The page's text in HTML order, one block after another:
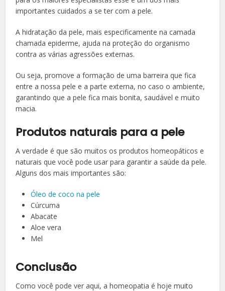
importantes cuidados a se ter com a pele.
A hidratação da pele, mais especificamente na camada
chamada epiderme, ajuda na proteção do organismo
contra as várias agressões externas.
Ou seja, promove a formação de uma barreira que fica
entre a nossa pele e a parte externa, no caso o ambiente,
garantindo que a pele fica mais bonita, saudável e muito
macia.
Produtos naturais para a pele
A verdade é que são muitos os produtos homeopáticos e
naturais que você pode usar para garantir a saúde da pele.
Alguns dos mais importantes são:
Óleo de coco na pele
Cúrcuma
Abacate
Aloe vera
Mel
Conclusão
Como você pode ver aqui, a homeopatia é hoje muito